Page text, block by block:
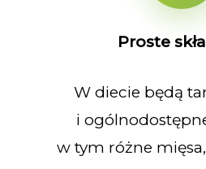
Proste
W diecie będą
i
w tym różne